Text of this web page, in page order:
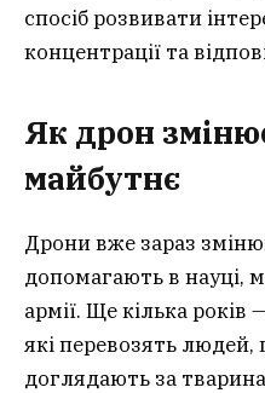
спосіб розвивати
концентрації та
Як дрон
майбутнє
Дрони вже зараз
допомагають в науці,
армії. Ще кілька років
які перевозять людей,
доглядають за